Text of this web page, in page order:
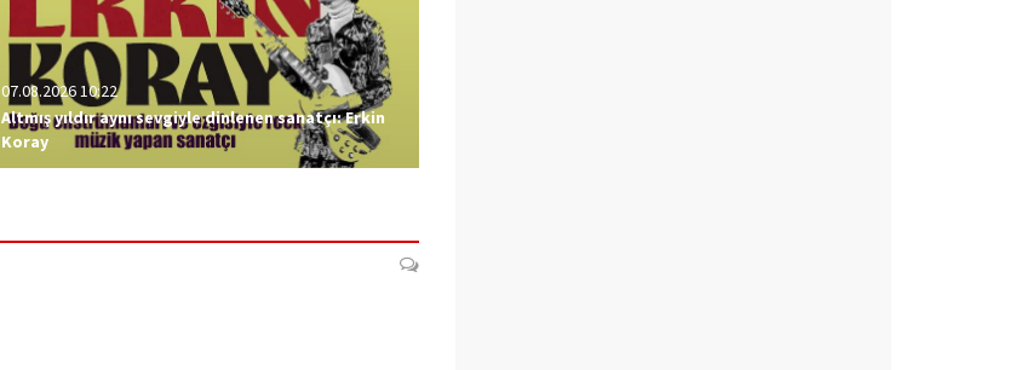
07.08.2026 10:22
Altmış yıldır aynı sevgiyle dinlenen sanatçı: Erkin
Koray